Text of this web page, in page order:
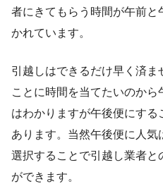
者にきてもらう時間が午前
かれています。
引越しはできるだけ早く済
ことに時間を当てたいのか
はわかりますが午後便にす
あります。当然午後便に人
選択することで引越し業者と
ができます。